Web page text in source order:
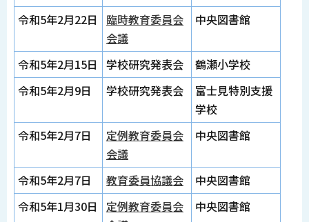
令和5年2月22日
臨時教育委員会
会議
中央図書館
令和5年2月15日 学校研究発表会
鶴瀬小学校
令和5年2月9日
学校研究発表会
富士見特別支援
学校
令和5年2月7日
定例教育委員会
会議
中央図書館
令和5年2月7日 教育委員協議会
中央図書館
令和5年1月30日
定例教育委員会
中央図書館